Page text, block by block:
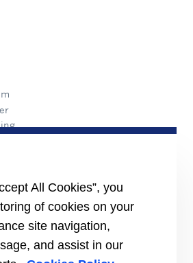
i EuropaAll Cookies”, you
of cookies on your
site navigation,
and assist in our